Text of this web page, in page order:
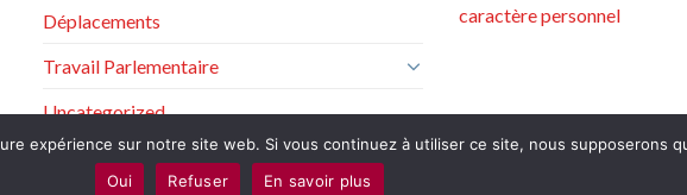
Déplacements
Travail Parlementaire
Uncategorized
caractère personnel
expérience sur notre site web. Si vous continuez à utiliser ce site, nous supposerons
Oui
Refuser En savoir plus